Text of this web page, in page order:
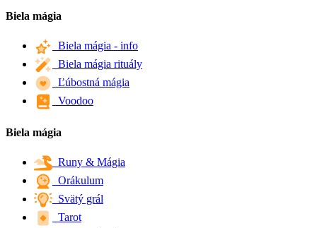
Biela mágia
Biela mágia - info
Biela mágia rituály
Ľúbostná mágia
Voodoo
Biela mágia
Runy & Mágia
Orákulum
Svätý grál
Tarot